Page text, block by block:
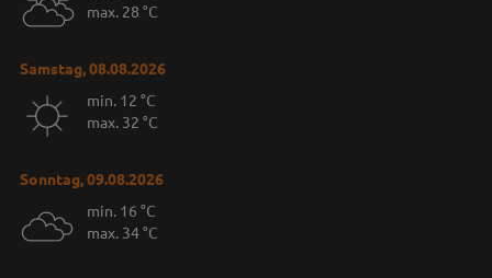
max. 28 °C
Samstag, 08.08.2026
min. 12 °C
max. 32 °C
Sonntag, 09.08.2026
min. 16 °C
max. 34 °C